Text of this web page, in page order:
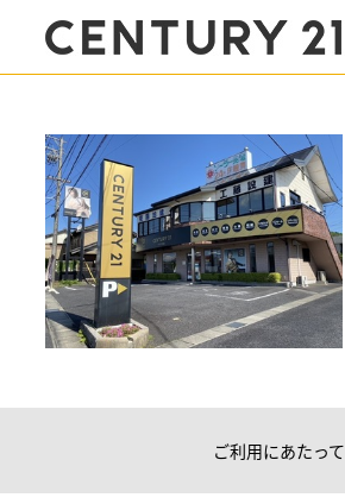
ご利用にあたって